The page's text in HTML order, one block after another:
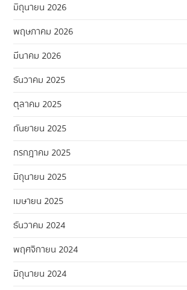
มิถุนายน 2026
พฤษภาคม 2026
มีนาคม 2026
ธันวาคม 2025
ตุลาคม 2025
กันยายน 2025
กรกฎาคม 2025
มิถุนายน 2025
เมษายน 2025
ธันวาคม 2024
พฤศจิกายน 2024
มิถุนายน 2024